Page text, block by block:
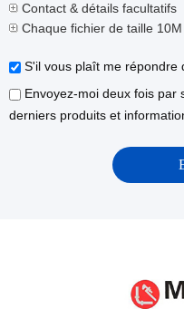
Contact & détails facultatifs
Chaque fichier de taille 10M
S'il vous plaît me répondre
Envoyez-moi deux fois par
derniers produits et